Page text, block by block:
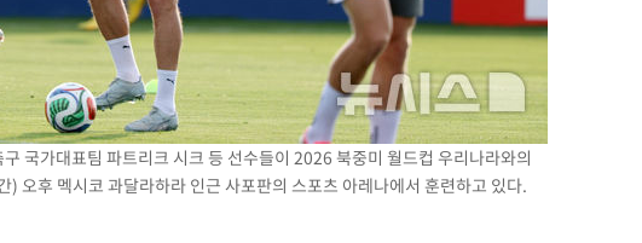
부장 기소
"
협회
대 교수…이병태
국가대표팀 파트리크 시크 등 선수들이 2026 북중미 월드컵 우리나라와의
오후 멕시코 과달라하라 인근 사포판의 스포츠 아레나에서 훈련하고 있다.